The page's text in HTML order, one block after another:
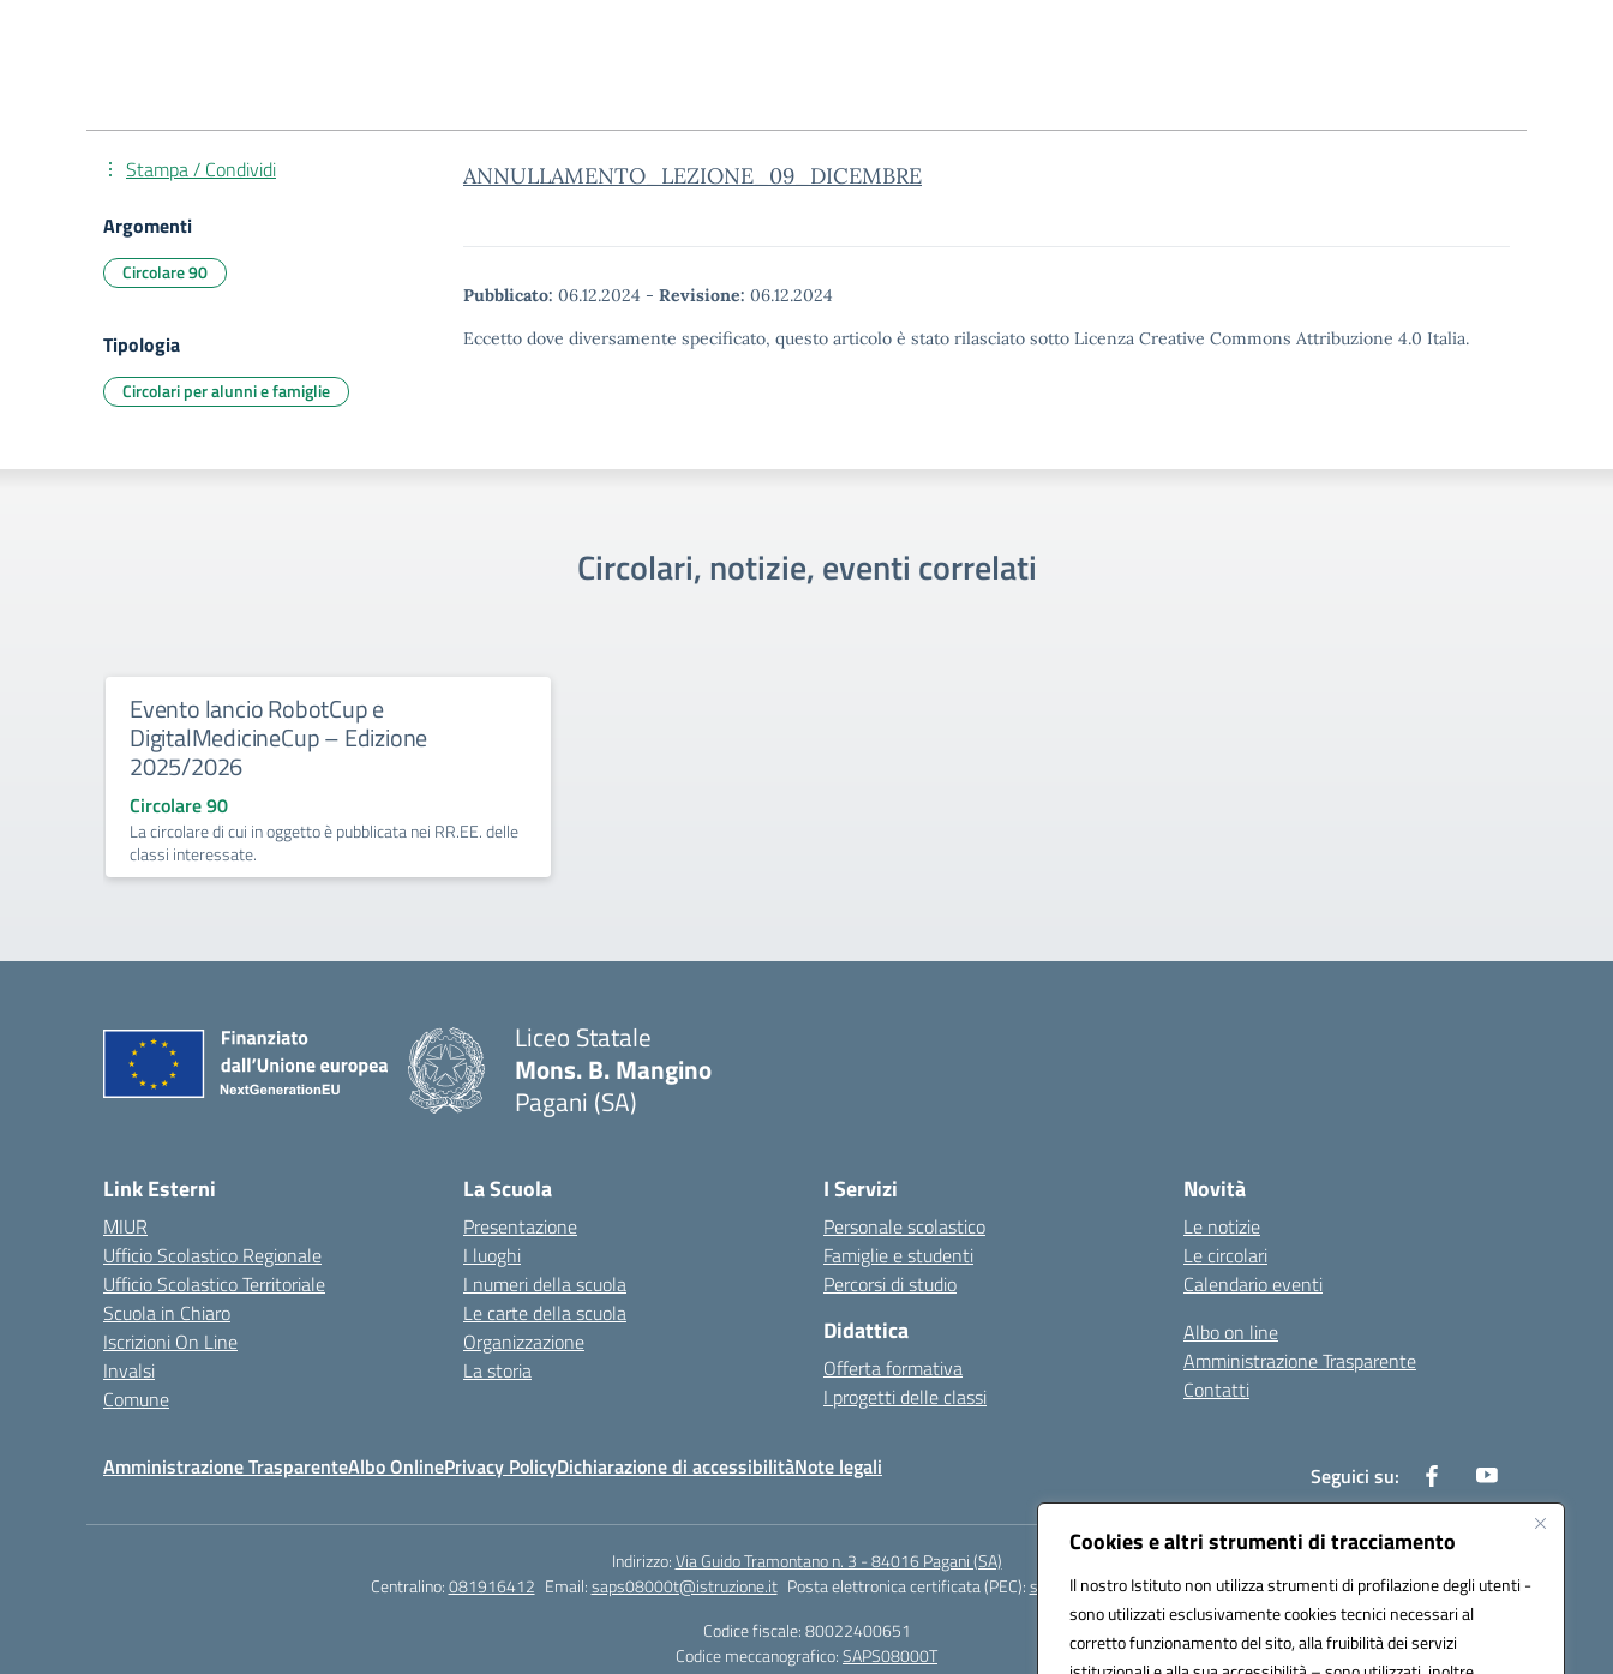
Cookies e altri strumenti di tracciamento
Il nostro Istituto non utilizza strumenti di profilazione degli utenti -
sono utilizzati esclusivamente cookies tecnici necessari al
corretto funzionamento del sito, alla fruibilità dei servizi
ANNULLAMENTO_LEZIONE_09_DICEMBRE
Pubblicato: 06.12.2024 - Revisione: 06.12.2024
Eccetto dove diversamente specificato, questo articolo è stato rilasciato sotto Licenza Creative Commons Attribuzione 4.0 Italia.
Stampa / Condividi
Argomenti
Circolare 90
Tipologia
Circolari per alunni e famiglie
Circolari, notizie, eventi correlati
Evento lancio RobotCup e
DigitalMedicineCup – Edizione
2025/2026
Circolare 90
La circolare di cui in oggetto è pubblicata nei RR.EE. delle
classi interessate.
Liceo Statale
Mons. B. Mangino
Pagani (SA)
Link Esterni
MIUR
Ufficio Scolastico Regionale
Ufficio Scolastico Territoriale
Scuola in Chiaro
Iscrizioni On Line
Invalsi
Comune
La Scuola
Presentazione
I luoghi
I numeri della scuola
Le carte della scuola
Organizzazione
La storia
I Servizi
Personale scolastico
Famiglie e studenti
Percorsi di studio
Didattica
Offerta formativa
I progetti delle classi
Novità
Le notizie
Le circolari
Calendario eventi
Albo on line
Amministrazione Trasparente
Contatti
Amministrazione TrasparenteAlbo OnlinePrivacy PolicyDichiarazione di accessibilitàNote legali Seguici su:
Indirizzo:Via Guido Tramontano n. 3 - 84016 Pagani (SA)
Centralino:081916412 Email:saps08000t@istruzione.it Posta elettronica certificata (PEC):saps08000t@pec.istruzione.it
Codice fiscale: 80022400651
Codice meccanografico:SAPS08000T